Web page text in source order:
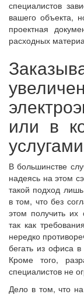
специалистов
вашего объекта,
проектная
расходных
или в
В большинстве
надеясь на этом
такой подход
в том, что без
этом получить их
так как
нередко
бегать из офиса
Кроме того,
специалистов не
Дело в том, что